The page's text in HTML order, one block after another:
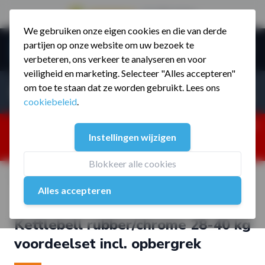
We gebruiken onze eigen cookies en die van derde
partijen op onze website om uw bezoek te
verbeteren, ons verkeer te analyseren en voor
veiligheid en marketing. Selecteer "Alles accepteren"
om toe te staan dat ze worden gebruikt. Lees ons
cookiebeleid.
Instellingen wijzigen
Blokkeer alle cookies
Alles accepteren
Ga naar de inhoud
Menu
Producten zoeken...
25% korting ivm vakantiesluiting. Gebruik code:
ZOMERMP. muv vloeren, fitnesstoestellen, boksartikelen,
zakelijk en dealer inlog. Verzending vanaf 19 aug.
Home
Kettlebell rubber/chrome 28-40 kg voordeelset incl.
Kettlebell rubber/chrome 28-40 kg
voordeelset incl. opbergrek